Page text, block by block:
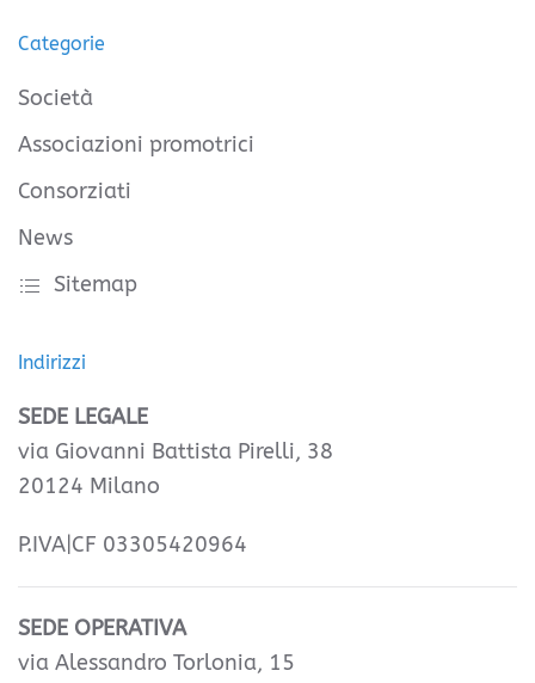
Categorie
Società
Associazioni promotrici
Consorziati
News
Sitemap
Indirizzi
SEDE LEGALE
via Giovanni Battista Pirelli, 38
20124 Milano
P.IVA|CF 03305420964
SEDE OPERATIVA
via Alessandro Torlonia, 15